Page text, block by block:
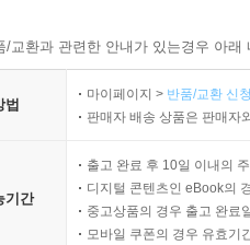
교환과 관련한 안내가 있는경우 아
법
마이페이지 > 반품/교환 신
판매자 배송 상품은 판매자
기간
출고 완료 후 10일 이내의
디지털 콘텐츠인 eBook의
중고상품의 경우 출고 완료
모바일 쿠폰의 경우 유효기